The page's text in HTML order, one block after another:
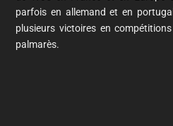
parfois en allemand et en
plusieurs victoires en
palmarès.